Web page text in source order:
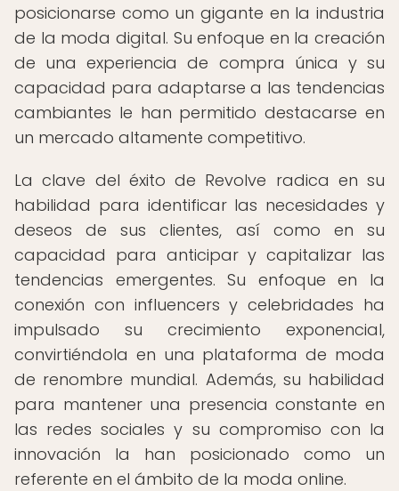
posicionarse como un gigante en la industria
de la moda digital. Su enfoque en la creación
de una experiencia de compra única y su
capacidad para adaptarse a las tendencias
cambiantes le han permitido destacarse en
un mercado altamente competitivo.
La clave del éxito de Revolve radica en su
habilidad para identificar las necesidades y
deseos de sus clientes, así como en su
capacidad para anticipar y capitalizar las
tendencias emergentes. Su enfoque en la
conexión con influencers y celebridades ha
impulsado su crecimiento exponencial,
convirtiéndola en una plataforma de moda
de renombre mundial. Además, su habilidad
para mantener una presencia constante en
las redes sociales y su compromiso con la
innovación la han posicionado como un
referente en el ámbito de la moda online.